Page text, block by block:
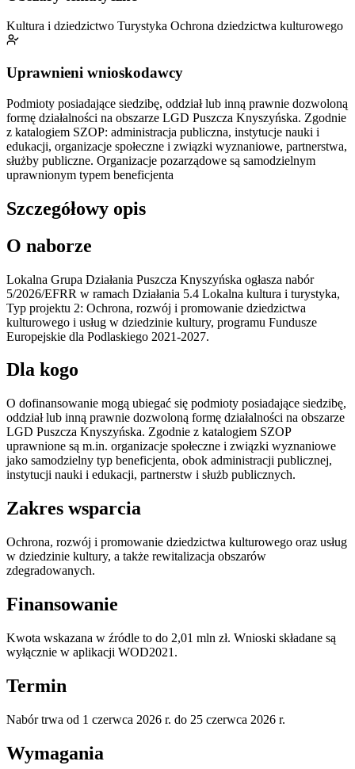
Kultura i dziedzictwo Turystyka Ochrona dziedzictwa kulturowego
Uprawnieni wnioskodawcy
Podmioty posiadające siedzibę, oddział lub inną prawnie dozwoloną
formę działalności na obszarze LGD Puszcza Knyszyńska. Zgodnie
z katalogiem SZOP: administracja publiczna, instytucje nauki i
edukacji, organizacje społeczne i związki wyznaniowe, partnerstwa,
służby publiczne. Organizacje pozarządowe są samodzielnym
uprawnionym typem beneficjenta
Szczegółowy opis
O naborze
Lokalna Grupa Działania Puszcza Knyszyńska ogłasza nabór
5/2026/EFRR w ramach Działania 5.4 Lokalna kultura i turystyka,
Typ projektu 2: Ochrona, rozwój i promowanie dziedzictwa
kulturowego i usług w dziedzinie kultury, programu Fundusze
Europejskie dla Podlaskiego 2021-2027.
Dla kogo
O dofinansowanie mogą ubiegać się podmioty posiadające siedzibę,
oddział lub inną prawnie dozwoloną formę działalności na obszarze
LGD Puszcza Knyszyńska. Zgodnie z katalogiem SZOP
uprawnione są m.in. organizacje społeczne i związki wyznaniowe
jako samodzielny typ beneficjenta, obok administracji publicznej,
instytucji nauki i edukacji, partnerstw i służb publicznych.
Zakres wsparcia
Ochrona, rozwój i promowanie dziedzictwa kulturowego oraz usług
w dziedzinie kultury, a także rewitalizacja obszarów
zdegradowanych.
Finansowanie
Kwota wskazana w źródle to do 2,01 mln zł. Wnioski składane są
wyłącznie w aplikacji WOD2021.
Termin
Nabór trwa od 1 czerwca 2026 r. do 25 czerwca 2026 r.
Wymagania